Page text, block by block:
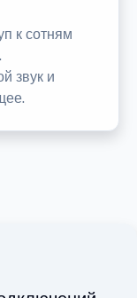
к сотням
звук и